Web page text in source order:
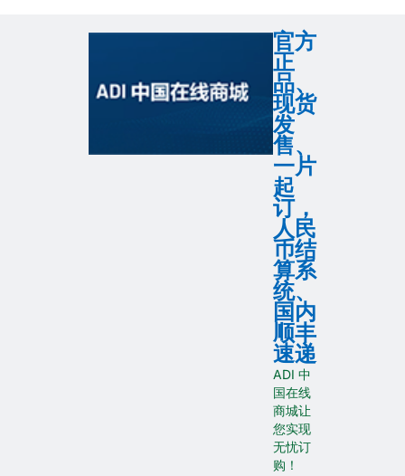
官方
正
品、
现货
发
售、
一片
起
订，
人民
币结
算系
统、
国内
顺丰
速递
ADI 中
国在线
商城让
您实现
无忧订
购！